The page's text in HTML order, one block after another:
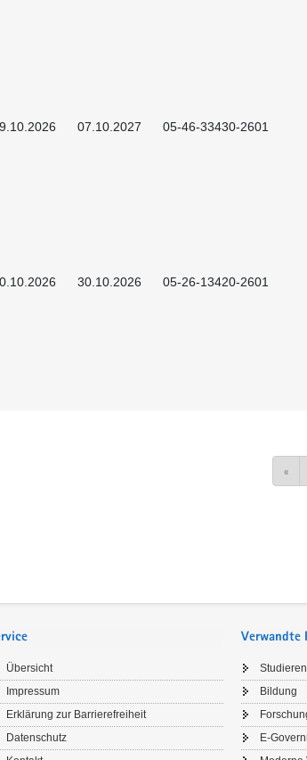
07.10.2027 05-46-33430-2601
30.10.2026 05-26-13420-2601
«
Übersicht
Impressum
Erklärung zur Barrierefreiheit
Datenschutz
Verwandte
Bildung
E-